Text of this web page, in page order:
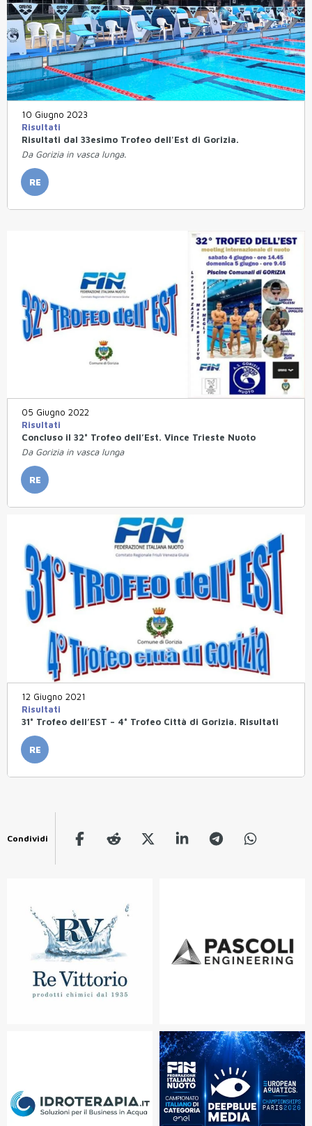
10 Giugno 2023
Risultati
Risultati dal 33esimo Trofeo dell'Est di Gorizia.
Da Gorizia in vasca lunga.
RE
05 Giugno 2022
Risultati
Concluso il 32° Trofeo dell’Est. Vince Trieste Nuoto
Da Gorizia in vasca lunga
RE
12 Giugno 2021
Risultati
31° Trofeo dell’EST – 4° Trofeo Città di Gorizia. Risultati
RE
Condividi